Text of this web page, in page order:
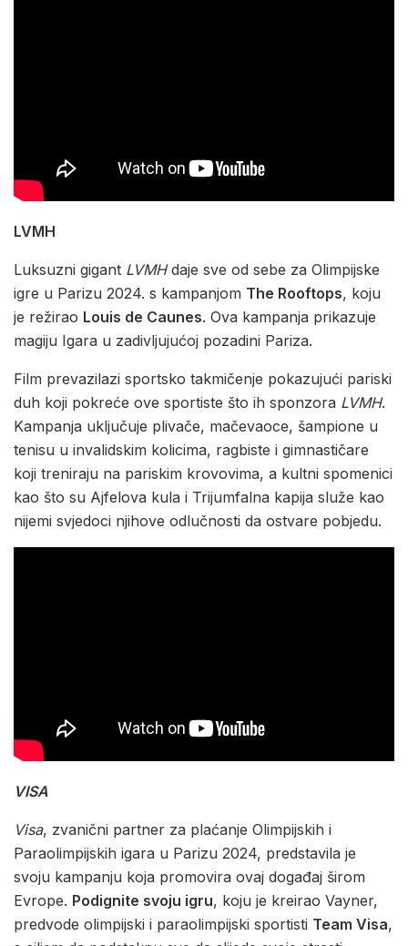
LVMH
Luksuzni gigant LVMHdaje sve od sebe za Olimpijske
igre u Parizu 2024. s kampanjom The Rooftops, koju
je režirao Louis de Caunes. Ova kampanja prikazuje
magiju Igara u zadivljujućoj pozadini Pariza.
Film prevazilazi sportsko takmičenje pokazujući pariski
duh koji pokreće ove sportiste što ih sponzora LVMH.
Kampanja uključuje plivače, mačevaoce, šampione u
tenisu u invalidskim kolicima, ragbiste i gimnastičare
koji treniraju na pariskim krovovima, a kultni spomenici
kao što su Ajfelova kula i Trijumfalna kapija služe kao
nijemi svjedoci njihove odlučnosti da ostvare pobjedu.
VISA
Visa, zvanični partner za plaćanje Olimpijskih i
Paraolimpijskih igara u Parizu 2024, predstavila je
svoju kampanju koja promovira ovaj događaj širom
Evrope. Podignite svoju igru, koju je kreirao Vayner,
predvode olimpijski i paraolimpijski sportisti Team Visa,